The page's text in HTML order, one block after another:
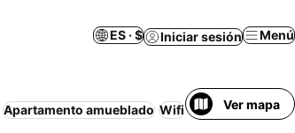
ES · $ Iniciar sesión Menú
Apartamento amueblado Wifi PiscinaVer mapa